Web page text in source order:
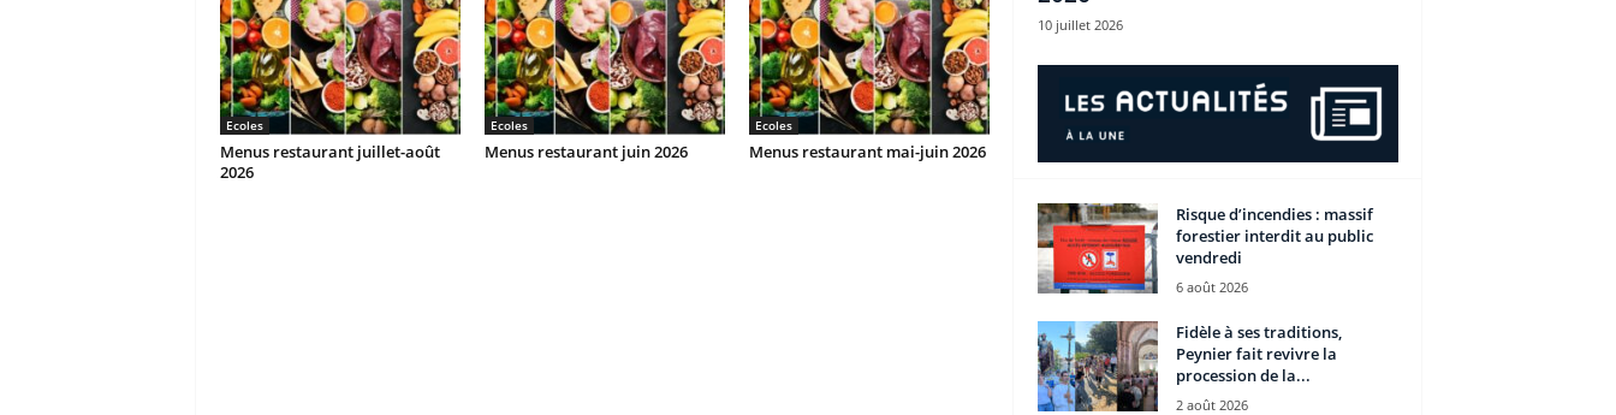
Ecoles
Menus restaurant juillet-août
2026
Ecoles
Menus restaurant juin 2026
Ecoles
Menus restaurant mai-juin 2026
10 juillet 2026
Risque d’incendies : massif
forestier interdit au public
vendredi
6 août 2026
Fidèle à ses traditions,
Peynier fait revivre la
procession de la...
2 août 2026